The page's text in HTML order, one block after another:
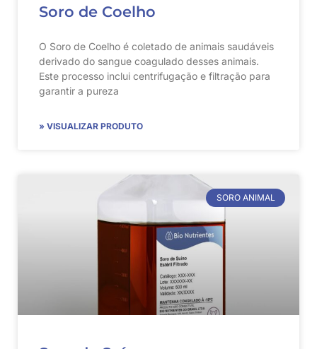
Soro de Coelho
O Soro de Coelho é coletado de animais saudáveis
derivado do sangue coagulado desses animais.
Este processo inclui centrifugação e filtração para
garantir a pureza
» VISUALIZAR PRODUTO
SORO ANIMAL